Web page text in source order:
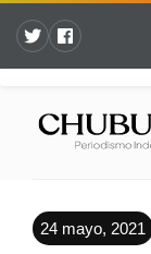
24 mayo, 2021